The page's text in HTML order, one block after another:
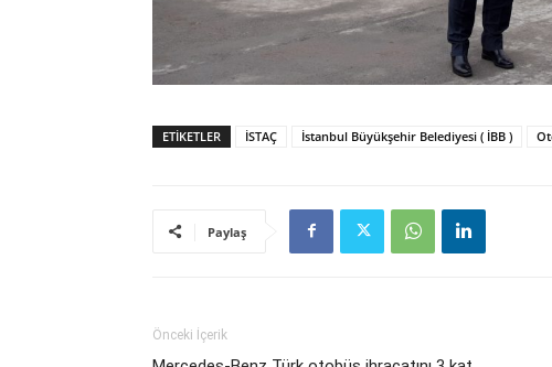
ETIKETLER İSTAÇ İstanbul Büyükşehir Belediyesi ( İBB )
Paylaş
Önceki İçerik